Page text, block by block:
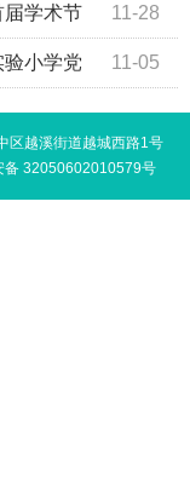
11-28
学术节
11-05
小学党
越溪街道越城西路1号
备 32050602010579号